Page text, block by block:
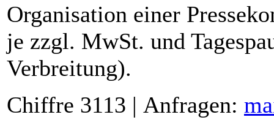
Organisation einer
je zzgl. MwSt. und
Verbreitung).
Chiffre 3113 | Anfragen: